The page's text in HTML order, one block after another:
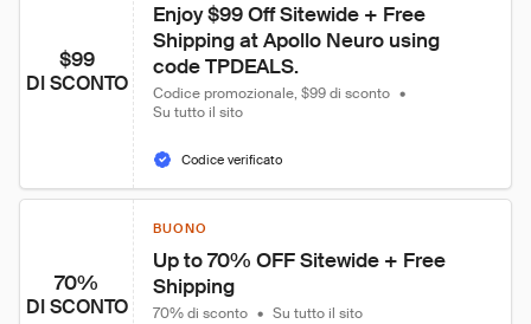
$99
DI SCONTO
Enjoy $99 Off Sitewide + Free
Shipping at Apollo Neuro using
code TPDEALS.
Codice promozionale, $99 di sconto •
Su tutto il sito
Codice verificato
70%
DI SCONTO
BUONO
Up to 70% OFF Sitewide + Free
Shipping
70% di sconto • Su tutto il sito